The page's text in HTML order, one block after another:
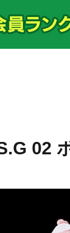
02